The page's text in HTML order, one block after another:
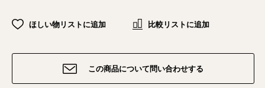
ほしい物リストに追加 比較リストに追加
この商品について問い合わせする